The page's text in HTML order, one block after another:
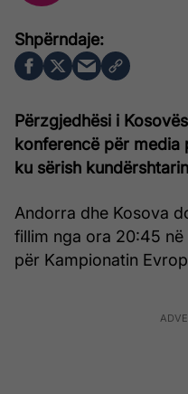
Përzgjedhësi i
konferencë për media
ku sërish
Andorra dhe Kosova
fillim nga ora 20:45
për Kampionatin